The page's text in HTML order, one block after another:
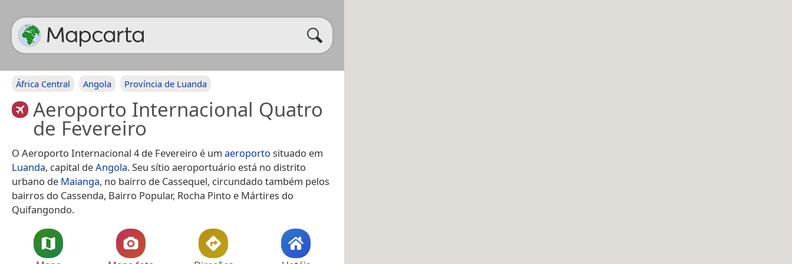
África Central Angola Província de Luanda
Aeroporto Internacional Quatro
de Fevereiro
O Aeroporto Internacional 4 de Fevereiro é um aeroporto situado em
Luanda, capital deAngola. Seu sítio aeroportuário está no distrito
urbano de Maianga, no bairro de Cassequel, circundado também pelos
bairros do Cassenda, Bairro Popular, Rocha Pinto e Mártires do
Quifangondo.